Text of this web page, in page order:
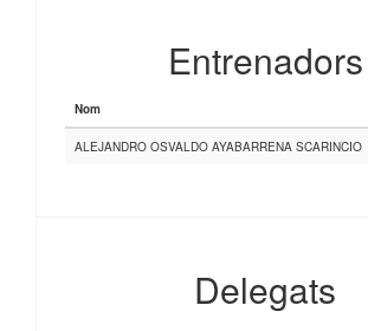
Entrenadors
Nom
ALEJANDRO OSVALDO AYABARRENA SCARINCIO
Delegats